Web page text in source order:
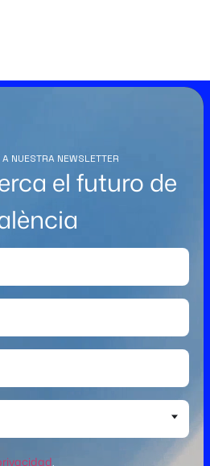
NUESTRA NEWSLETTER
el futuro de